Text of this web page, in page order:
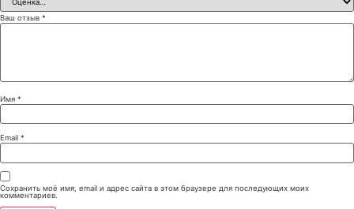
Ваш отзыв *
Имя *
Email *
Сохранить моё имя, email и адрес сайта в этом браузере для последующих моих
комментариев.